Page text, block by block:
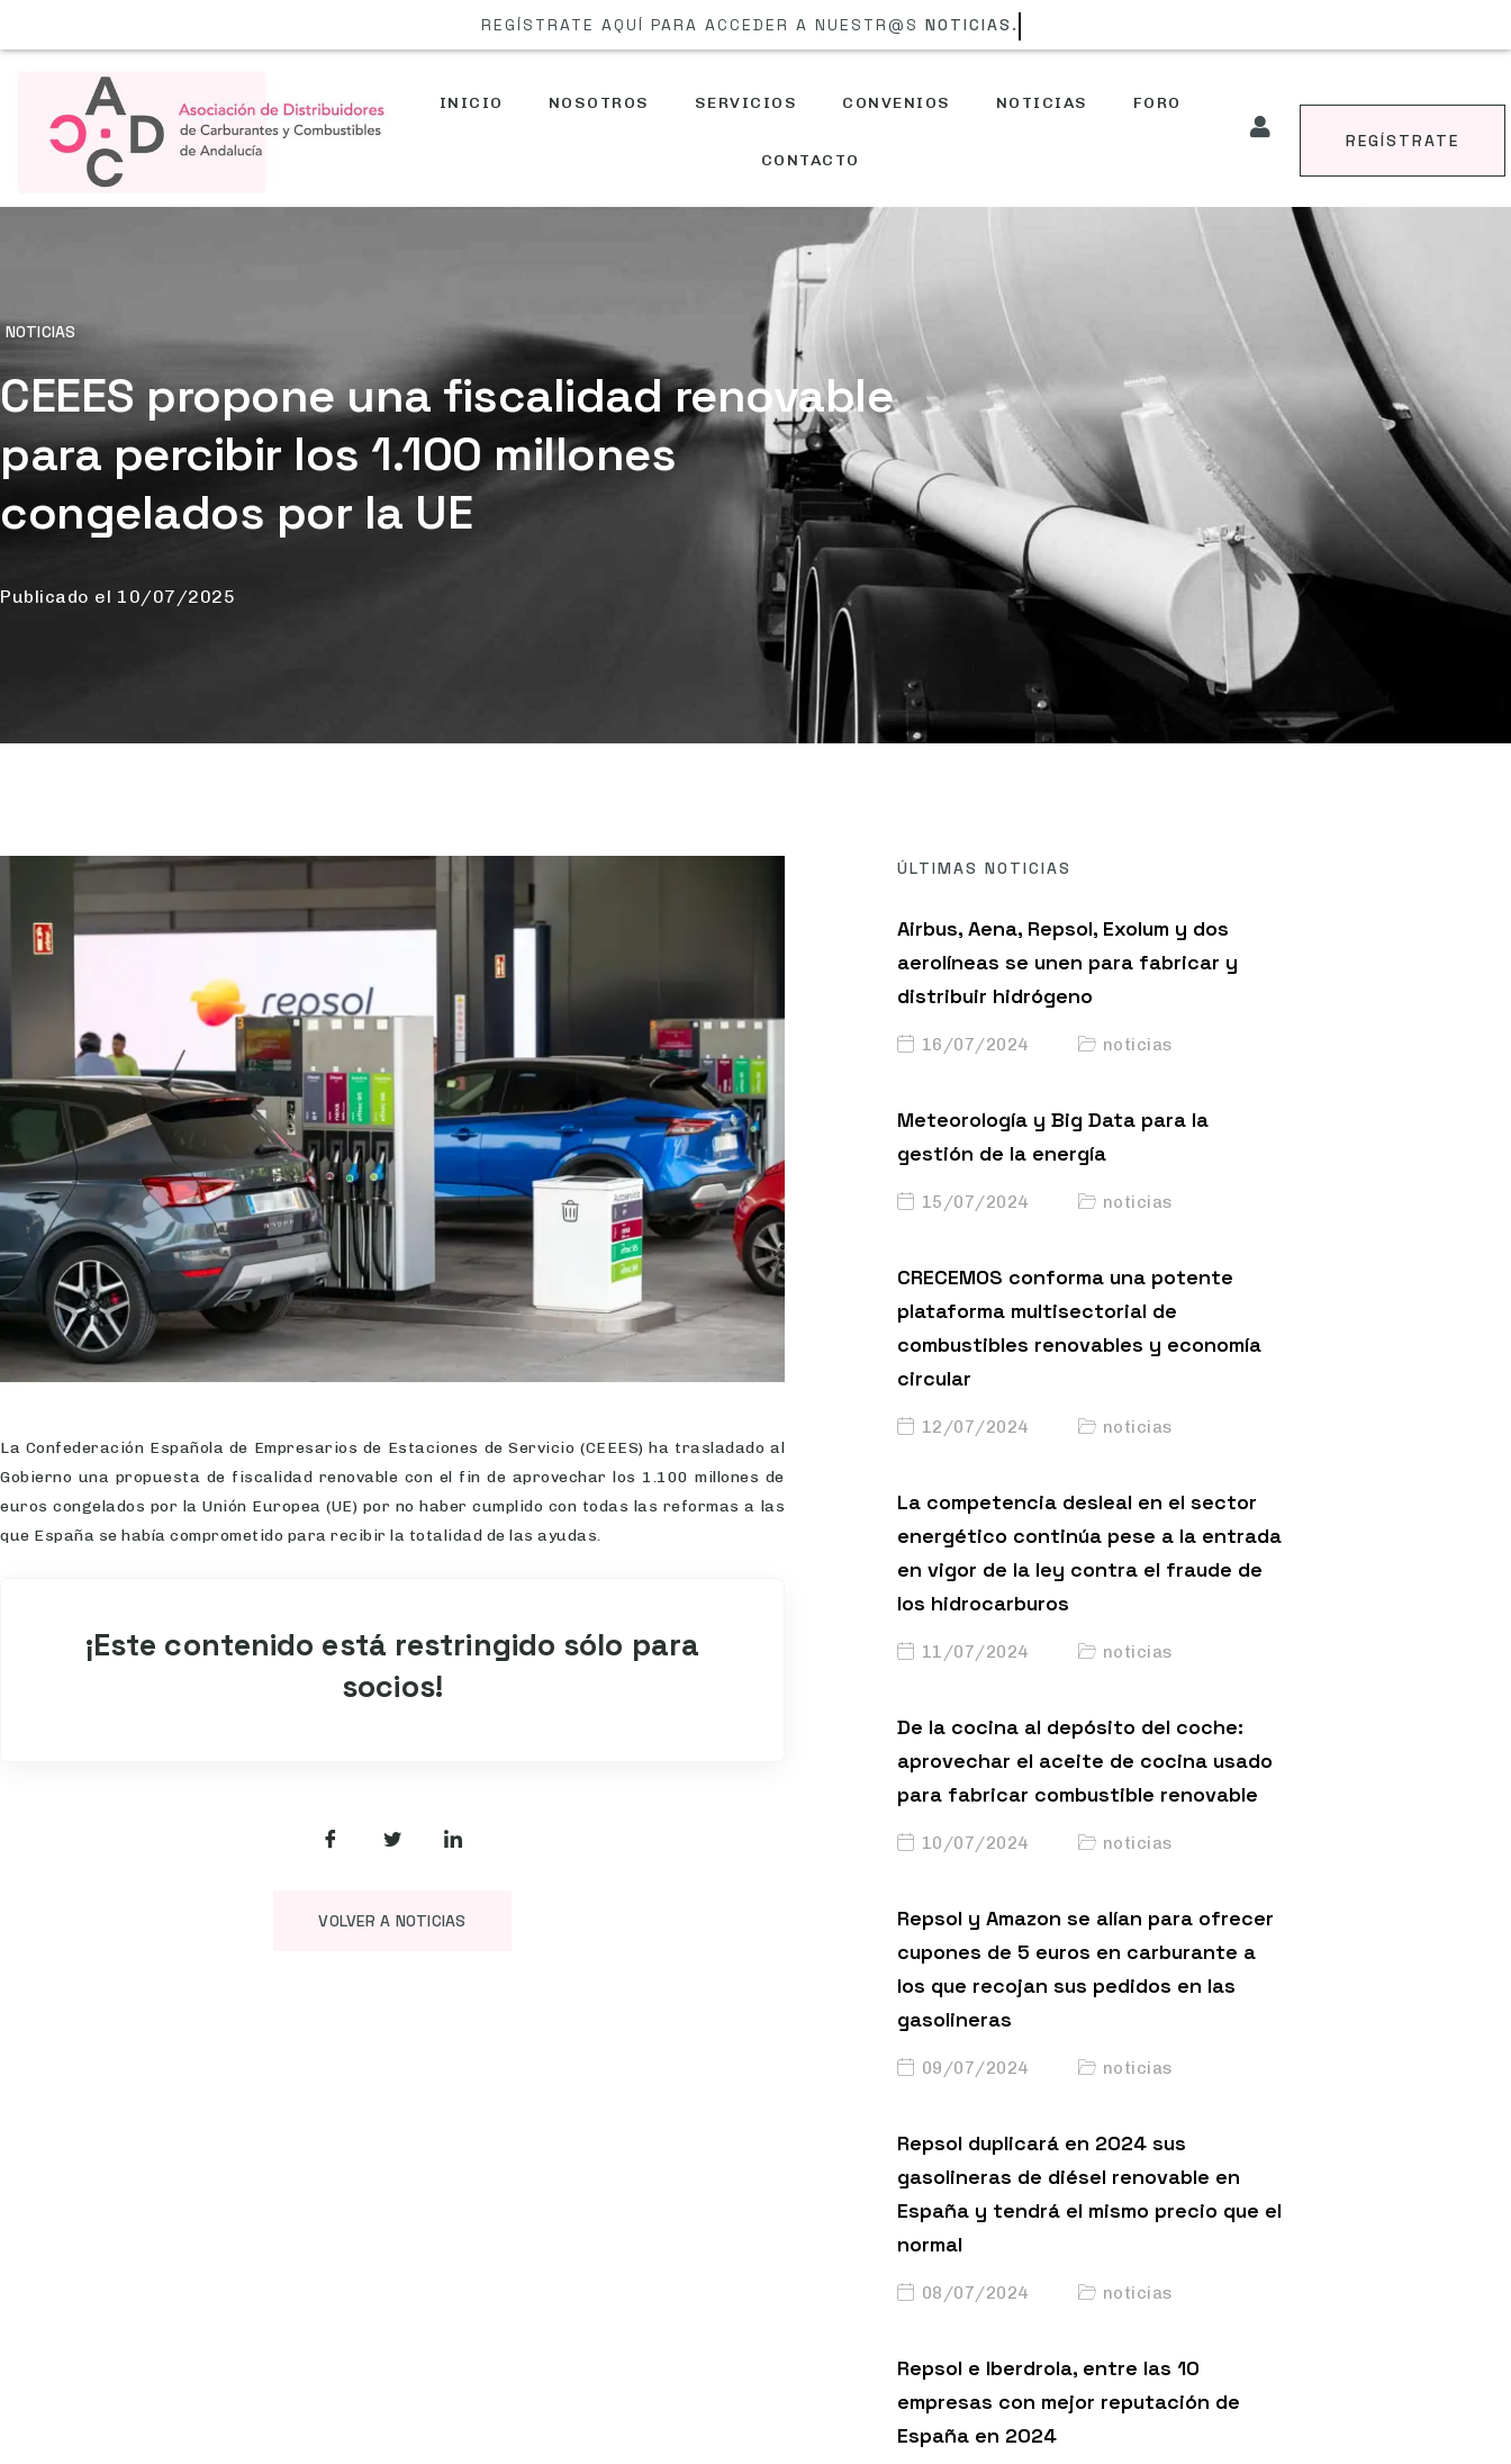
REGÍSTRATE AQUÍ PARA ACCEDER A NUESTR@S NOTICIAS.
INICIO NOSOTROS SERVICIOS CONVENIOS NOTICIAS FORO
CONTACTO
REGÍSTRATE
NOTICIAS
CEEES propone una fiscalidad renovable
para percibir los 1.100 millones
congelados por la UE
Publicado el 10/07/2025
La Confederación Española de Empresarios de Estaciones de Servicio (CEEES) ha trasladado al
Gobierno una propuesta de fiscalidad renovable con el fin de aprovechar los 1.100 millones de
euros congelados por la Unión Europea (UE) por no haber cumplido con todas las reformas a las
que España se había comprometido para recibir la totalidad de las ayudas.
¡Este contenido está restringido sólo para
socios!
VOLVER A NOTICIAS
ÚLTIMAS NOTICIAS
Airbus, Aena, Repsol, Exolum y dos
aerolíneas se unen para fabricar y
distribuir hidrógeno
16/07/2024 noticias
Meteorología y Big Data para la
gestión de la energía
15/07/2024 noticias
CRECEMOS conforma una potente
plataforma multisectorial de
combustibles renovables y economía
circular
12/07/2024 noticias
La competencia desleal en el sector
energético continúa pese a la entrada
en vigor de la ley contra el fraude de
los hidrocarburos
11/07/2024 noticias
De la cocina al depósito del coche:
aprovechar el aceite de cocina usado
para fabricar combustible renovable
10/07/2024 noticias
Repsol y Amazon se alían para ofrecer
cupones de 5 euros en carburante a
los que recojan sus pedidos en las
gasolineras
09/07/2024 noticias
Repsol duplicará en 2024 sus
gasolineras de diésel renovable en
España y tendrá el mismo precio que el
normal
08/07/2024 noticias
Repsol e Iberdrola, entre las 10
empresas con mejor reputación de
España en 2024